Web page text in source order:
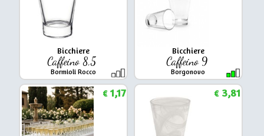
Bicchiere
Caffeino 8,5
Bormioli Rocco
Bicchiere
Caffeino 9
Borgonovo
€1,17 €3,81